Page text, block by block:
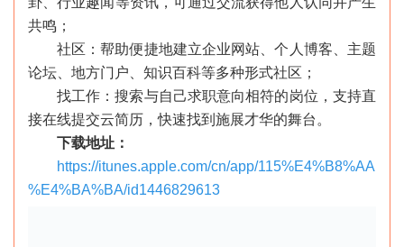
共鸣；
社区：帮助便捷地建立企业网站、个人博客、主题
论坛、地方门户、知识百科等多种形式社区；
找工作：搜索与自己求职意向相符的岗位，支持直
接在线提交云简历，快速找到施展才华的舞台。
下载地址：
https://itunes.apple.com/cn/app/115%E4%B8%AA
%E4%BA%BA/id1446829613